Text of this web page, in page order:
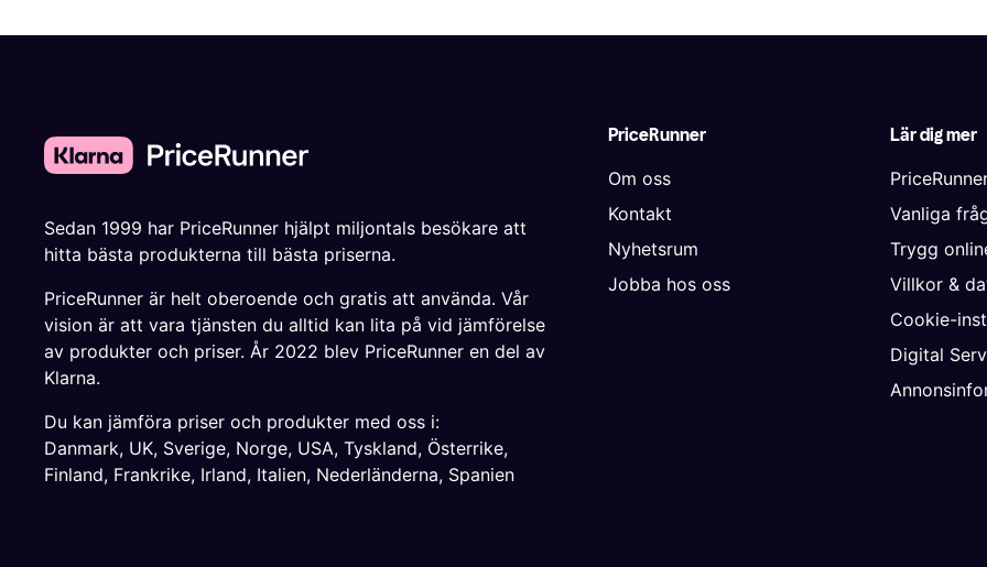
PriceRunner
Om oss
Kontakt
Nyhetsrum
Jobba hos oss
Lär dig mer
Vanliga
Trygg
Villkor &
Cookie-
Digital
Sedan 1999 har PriceRunner hjälpt miljontals besökare att
hitta bästa produkterna till bästa priserna.
PriceRunner är helt oberoende och gratis att använda. Vår
vision är att vara tjänsten du alltid kan lita på vid jämförelse
av produkter och priser. År 2022 blev PriceRunner en del av
Klarna.
Du kan jämföra priser och produkter med oss i:
Danmark, UK, Sverige, Norge, USA, Tyskland, Österrike,
Finland, Frankrike, Irland, Italien, Nederländerna, Spanien